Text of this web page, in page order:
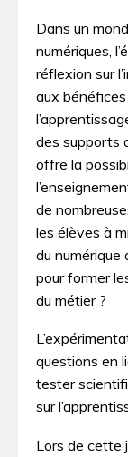
Dans un
numériques,
réflexion sur
aux
des supports
offre la
de
les élèves à
du numérique
pour former
du métier ?
questions en
tester
sur
Lors de cette